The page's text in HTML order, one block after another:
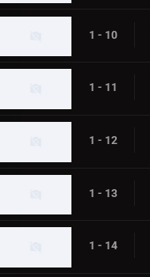
1 - 10
1 - 11
1 - 12
1 - 13
1 - 14